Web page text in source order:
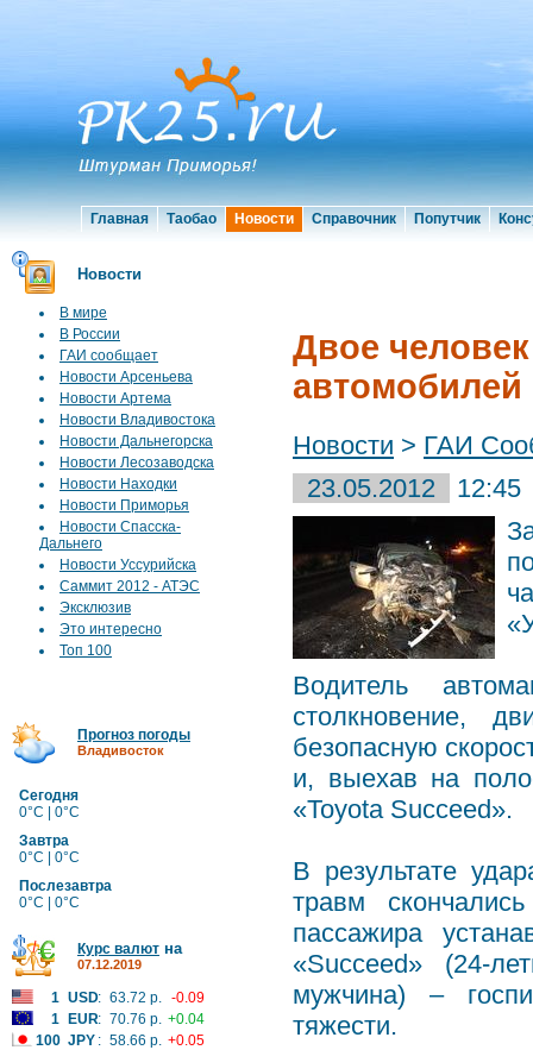
Главная Таобао Новости Справочник Попутчик
Новости
В мире
В России
ГАИ сообщает
Новости Арсеньева
Новости Артема
Новости Владивостока
Новости Дальнегорска
Новости Лесозаводска
Новости Находки
Новости Приморья
Новости Спасска-
Дальнего
Новости Уссурийска
Саммит 2012 - АТЭС
Эксклюзив
Это интересно
Топ 100
Прогноз погоды
Владивосток
Сегодня
0°C | 0°C
Завтра
0°C | 0°C
Послезавтра
0°C | 0°C
Курс валют на
07.12.2019
1 USD: 63.72 р. -0.09
1
EUR: 70.76 р. +0.04
100 JPY : 58.66 р. +0.05
Двое
автомобилей
Новости > ГАИ
23.05.2012
12:45
Водитель
столкновение,
безопасную
и, выехав на
«Toyota Succeed».
В результате
травм
пассажира
«Succeed» (24-
мужчина) –
тяжести.